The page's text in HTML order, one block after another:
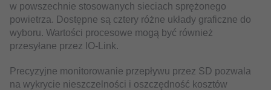
w powszechnie stosowanych sieciach sprężonego
powietrza. Dostępne są cztery różne układy graficzne do
wyboru. Wartości procesowe mogą być również
przesyłane przez IO-Link.
Precyzyjne monitorowanie przepływu przez SD pozwala
na wykrycie nieszczelności i oszczędność kosztów